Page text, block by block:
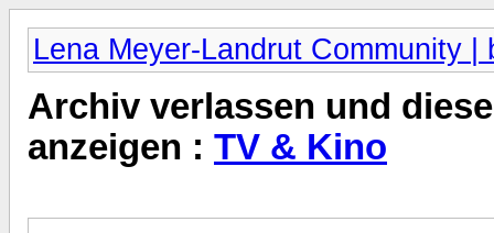
Lena Meyer-Landrut Community |
Archiv verlassen und
anzeigen : TV & Kino